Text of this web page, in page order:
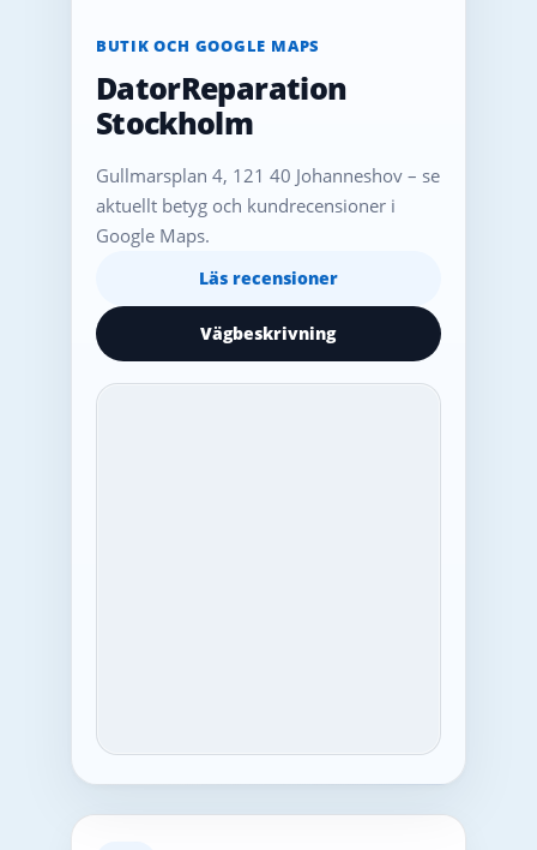
BUTIK OCH GOOGLE MAPS
DatorReparation
Stockholm
Gullmarsplan 4, 121 40 Johanneshov – se
aktuellt betyg och kundrecensioner i
Google Maps.
Läs recensioner
Vägbeskrivning